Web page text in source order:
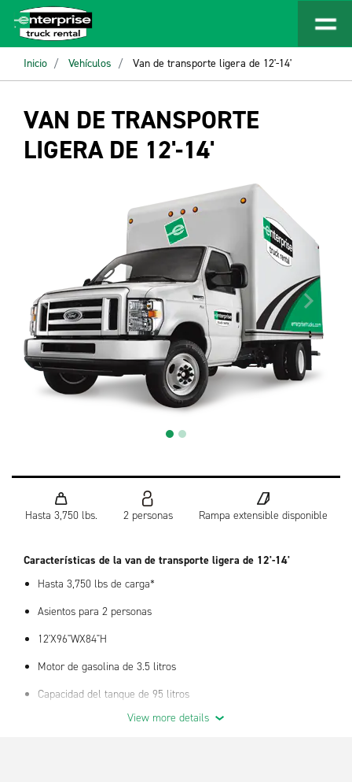
Inicio Vehículos Van de transporte ligera de 12'-14'
VAN DE TRANSPORTE
LIGERA DE 12'-14'
Hasta 3,750 lbs. 2 personas Rampa extensible disponible
Características de la van de transporte ligera de 12'-14'
Hasta 3,750 lbs de carga*
Asientos para 2 personas
12'X96"WX84"H
Motor de gasolina de 3.5 litros
Capacidad del tanque de 95 litros
Las leyes estatales o provinciales pueden requerir una
View more details